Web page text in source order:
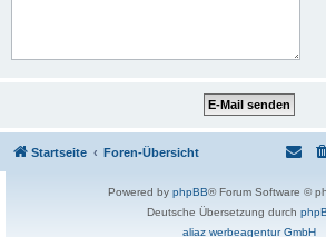
Startseite Foren-Übersicht
Powered by phpBB® Forum Software ©
Deutsche Übersetzung durch
aliaz werbeagentur GmbH